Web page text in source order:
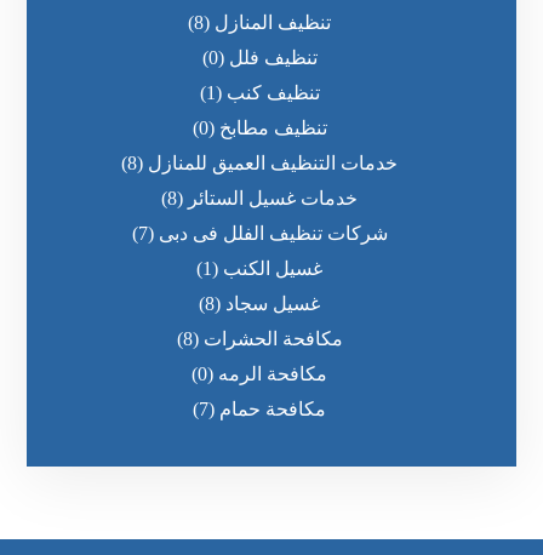
تنظيف المنازل (8)
تنظيف فلل (0)
تنظيف كنب (1)
تنظيف مطابخ (0)
خدمات التنظيف العميق للمنازل (8)
خدمات غسيل الستائر (8)
شركات تنظيف الفلل فى دبى (7)
غسيل الكنب (1)
غسيل سجاد (8)
مكافحة الحشرات (8)
مكافحة الرمه (0)
مكافحة حمام (7)